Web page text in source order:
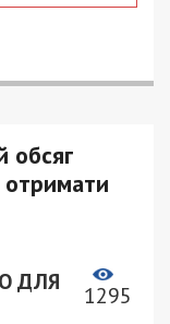
обсяг
ДЛЯ
1295